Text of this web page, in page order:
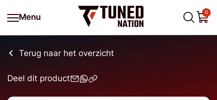
Menu
0
Terug naar het overzicht
Deel dit product